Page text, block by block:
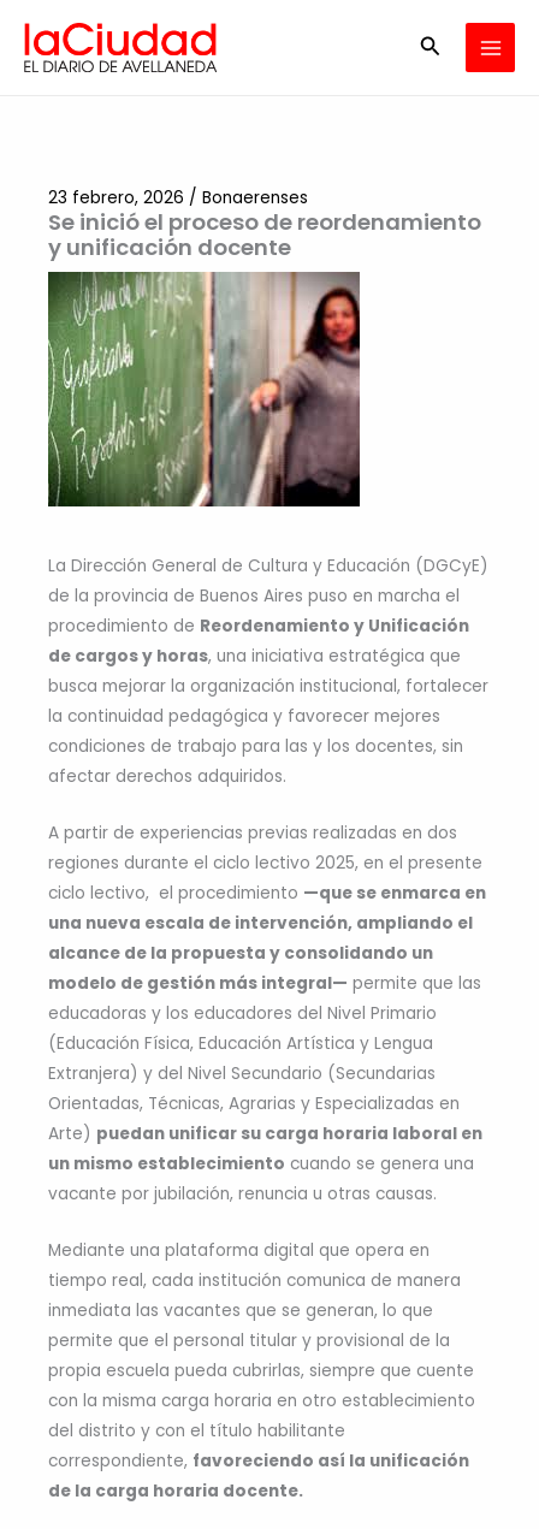
contenido
Buscar
Se inició el proceso de reordenamiento
y unificación docente
23 febrero, 2026 / Bonaerenses
La Dirección General de Cultura y Educación (DGCyE)
de la provincia de Buenos Aires puso en marcha el
procedimiento de Reordenamiento y Unificación
de cargos y horas, una iniciativa estratégica que
busca mejorar la organización institucional, fortalecer
la continuidad pedagógica y favorecer mejores
condiciones de trabajo para las y los docentes, sin
afectar derechos adquiridos.
A partir de experiencias previas realizadas en dos
regiones durante el ciclo lectivo 2025, en el presente
ciclo lectivo, el procedimiento —que se enmarca en
una nueva escala de intervención, ampliando el
alcance de la propuesta y consolidando un
modelo de gestión más integral— permite que las
educadoras y los educadores del Nivel Primario
(Educación Física, Educación Artística y Lengua
Extranjera) y del Nivel Secundario (Secundarias
Orientadas, Técnicas, Agrarias y Especializadas en
Arte) puedan unificar su carga horaria laboral en
un mismo establecimiento cuando se genera una
vacante por jubilación, renuncia u otras causas.
Mediante una plataforma digital que opera en
tiempo real, cada institución comunica de manera
inmediata las vacantes que se generan, lo que
permite que el personal titular y provisional de la
propia escuela pueda cubrirlas, siempre que cuente
con la misma carga horaria en otro establecimiento
del distrito y con el título habilitante
correspondiente, favoreciendo así la unificación
de la carga horaria docente.